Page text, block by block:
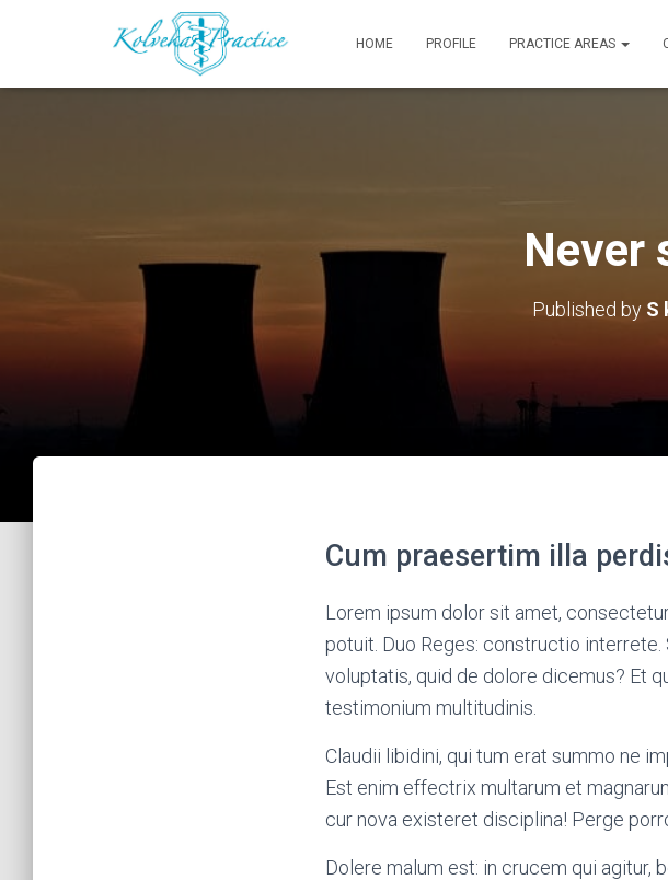
HOME PROFILE PRACTICE AREAS
Never
Published by S
Cum praesertim illa
Lorem ipsum dolor sit amet,
potuit. Duo Reges: constructio
voluptatis, quid de dolore dicemus? Et
testimonium multitudinis.
Claudii libidini, qui tum erat summo ne
Est enim effectrix multarum et
cur nova existeret disciplina! Perge
Dolere malum est: in crucem qui agitur,